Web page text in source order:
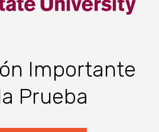
Importante
Prueba